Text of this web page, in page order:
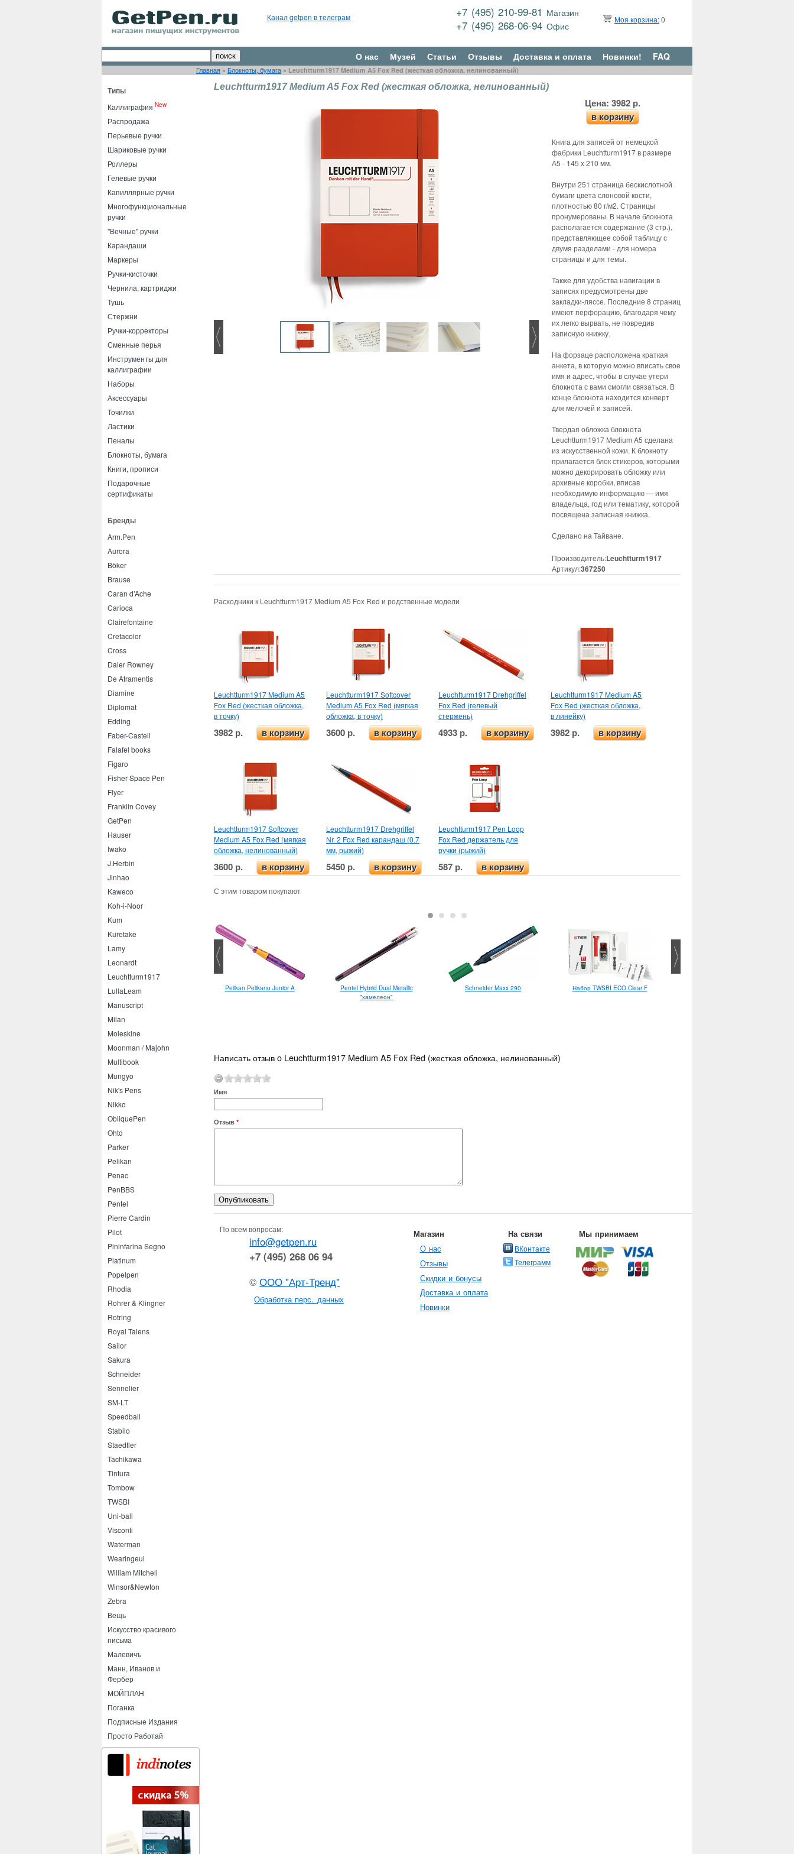
Канал getpen в телеграм +7 (495) 210-99-81 Магазин
+7 (495) 268-06-94Офис
Моя корзина:0
О нас Музей Статьи Отзывы Доставка и оплата Новинки! FAQ
Главная » Блокноты, бумага » Leuchtturm1917 Medium A5 Fox Red (жесткая обложка, нелинованный)
Типы
Каллиграфия New
Распродажа
Перьевые ручки
Шариковые ручки
Роллеры
Гелевые ручки
Капиллярные ручки
Многофункциональные
ручки
"Вечные" ручки
Карандаши
Маркеры
Ручки-кисточки
Чернила, картриджи
Тушь
Стержни
Ручки-корректоры
Сменные перья
Инструменты для
каллиграфии
Наборы
Аксессуары
Точилки
Ластики
Пеналы
Блокноты, бумага
Книги, прописи
Подарочные
сертификаты
Бренды
Arm.Pen
Aurora
Böker
Brause
Caran d’Ache
Carioca
Clairefontaine
Cretacolor
Cross
Daler Rowney
De Atramentis
Diamine
Diplomat
Edding
Faber-Castell
Falafel books
Figaro
Fisher Space Pen
Flyer
Franklin Covey
GetPen
Hauser
Iwako
J.Herbin
Jinhao
Kaweco
Koh-i-Noor
Kum
Kuretake
Lamy
Leonardt
Leuchtturm1917
LullaLeam
Manuscript
Milan
Moleskine
Moonman / Majohn
Multibook
Mungyo
Nik's Pens
Nikko
ObliquePen
Ohto
Parker
Pelikan
Penac
PenBBS
Pentel
Pierre Cardin
Pilot
Pininfarina Segno
Platinum
Popelpen
Rhodia
Rohrer & Klingner
Rotring
Royal Talens
Sailor
Sakura
Schneider
Sennelier
SM-LT
Speedball
Stabilo
Staedtler
Tachikawa
Tintura
Tombow
TWSBI
Uni-ball
Visconti
Waterman
Wearingeul
William Mitchell
Winsor&Newton
Zebra
Вещь
Искусство красивого
письма
Малевичъ
Манн, Иванов и
Фербер
МОЙПЛАН
Поганка
Подписные Издания
Просто Работай
Leuchtturm1917 Medium A5 Fox Red (жесткая обложка, нелинованный)
Цена: 3982 р.
в корзину
Книга для записей от немецкой
фабрики Leuchtturm1917 в размере
А5 - 145 х 210 мм.
Внутри 251 страница бескислотной
бумаги цвета слоновой кости,
плотностью 80 г/м2. Страницы
пронумерованы. В начале блокнота
располагается содержание (3 стр.),
представляющее собой таблицу с
двумя разделами - для номера
страницы и для темы.
Также для удобства навигации в
записях предусмотрены две
закладки-ляссе. Последние 8 страниц
имеют перфорацию, благодаря чему
их легко вырвать, не повредив
записную книжку.
На форзаце расположена краткая
анкета, в которую можно вписать свое
имя и адрес, чтобы в случае утери
блокнота с вами смогли связаться. В
конце блокнота находится конверт
для мелочей и записей.
Твердая обложка блокнота
Leuchtturm1917 Medium A5 сделана
из искусственной кожи. К блокноту
прилагается блок стикеров, которыми
можно декорировать обложку или
архивные коробки, вписав
необходимую информацию — имя
владельца, год или тематику, которой
посвящена записная книжка.
Сделано на Тайване.
Производитель:Leuchtturm1917
Артикул:367250
Расходники к Leuchtturm1917 Medium A5 Fox Red и родственные модели
Leuchtturm1917 Medium A5
Fox Red (жесткая обложка,
в точку)
3982 р. в корзину
Leuchtturm1917 Softcover
Medium A5 Fox Red (мягкая
обложка, в точку)
3600 р. в корзину
Leuchtturm1917 Drehgriffel
Fox Red (гелевый
стержень)
4933 р. в корзину
Leuchtturm1917 Medium A5
Fox Red (жесткая обложка,
в линейку)
3982 р. в корзину
Leuchtturm1917 Softcover
Medium A5 Fox Red (мягкая
обложка, нелинованный)
3600 р. в корзину
Leuchtturm1917 Drehgriffel
Nr. 2 Fox Red карандаш (0.7
мм, рыжий)
5450 р. в корзину
Leuchtturm1917 Pen Loop
Fox Red держатель для
ручки (рыжий)
587 р. в корзину
С этим товаром покупают
Pelikan Pelikano Junior A
Pentel Hybrid Dual Metallic
"хамелеон"
Schneider Maxx 290 Набор TWSBI ECO Clear F
Написать отзыв o Leuchtturm1917 Medium A5 Fox Red (жесткая обложка, нелинованный)
Имя
Отзыв *
По всем вопросам:
info@getpen.ru
+7 (495) 268 06 94
©ООО "Арт-Тренд"
Обработка перс. данных
Магазин
О нас
Отзывы
Скидки и бонусы
Доставка и оплата
Новинки
На связи
ВКонтакте
Телеграмм
Мы принимаем